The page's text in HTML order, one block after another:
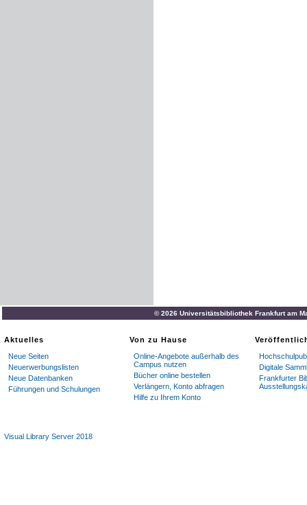
© 2026 Universitätsbibliothek Frankfurt am
Aktuelles
Neue Seiten
Neuerwerbungslisten
Neue Datenbanken
Führungen und Schulungen
Von zu Hause
Online-Angebote außerhalb des
Campus nutzen
Bücher online bestellen
Verlängern, Konto abfragen
Hilfe zu Ihrem Konto
Digitale
Frankfurter
Visual Library Server 2018